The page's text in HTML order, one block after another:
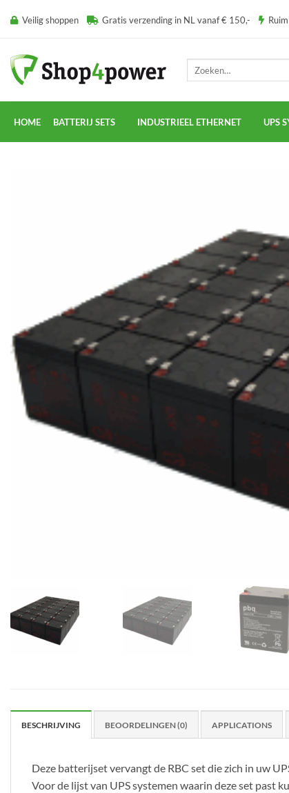
naar Veilig shoppen Gratis verzending in NL vanaf € 150,-
HOME BATTERIJ SETS INDUSTRIEEL ETHERNET UPS
BESCHRIJVING BEOORDELINGEN (0) APPLICATIONS
Deze batterijset vervangt de RBC set die zich in uw
Voor de lijst van UPS systemen waarin deze set past